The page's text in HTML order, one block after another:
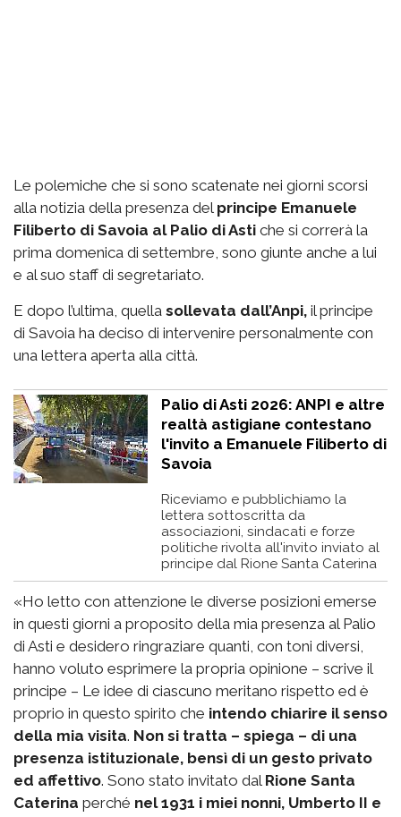
Le polemiche che si sono scatenate nei giorni scorsi
alla notizia della presenza del principe Emanuele
Filiberto di Savoia al Palio di Asti che si correrà la
prima domenica di settembre, sono giunte anche a lui
e al suo staff di segretariato.
E dopo l’ultima, quella sollevata dall’Anpi, il principe
di Savoia ha deciso di intervenire personalmente con
una lettera aperta alla città.
Palio di Asti 2026: ANPI e altre
realtà astigiane contestano
l'invito a Emanuele Filiberto di
Savoia
Riceviamo e pubblichiamo la
lettera sottoscritta da
associazioni, sindacati e forze
politiche rivolta all'invito inviato al
principe dal Rione Santa Caterina
«Ho letto con attenzione le diverse posizioni emerse
in questi giorni a proposito della mia presenza al Palio
di Asti e desidero ringraziare quanti, con toni diversi,
hanno voluto esprimere la propria opinione – scrive il
principe – Le idee di ciascuno meritano rispetto ed è
proprio in questo spirito che intendo chiarire il senso
della mia visita. Non si tratta – spiega – di una
presenza istituzionale, bensì di un gesto privato
ed affettivo. Sono stato invitato dal Rione Santa
Caterina perché nel 1931 i miei nonni, Umberto II e